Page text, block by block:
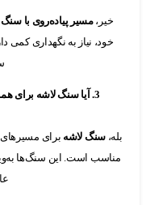
مسیر پیاده‌روی با سنگ لاشهبه
نیاز به نگهداری کمی دارد.
سنگ‌ها
لاشه برای مسیرهای پیاده‌روی
است. این سنگ‌ها به‌ویژه برای
عالی